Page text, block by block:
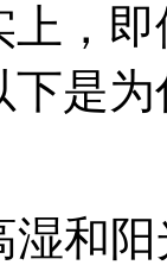
上，
下是
湿和